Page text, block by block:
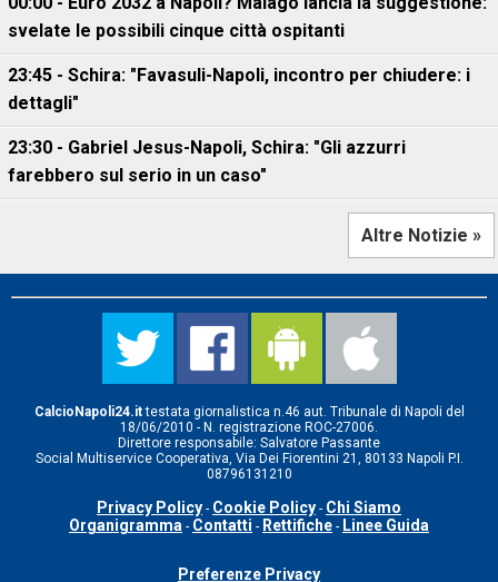
svelate le possibili cinque città ospitanti
23:45 - Schira: "Favasuli-Napoli, incontro per chiudere: i
dettagli"
23:30 - Gabriel Jesus-Napoli, Schira: "Gli azzurri
farebbero sul serio in un caso"
Altre Notizie »
CalcioNapoli24.ittestata giornalistica n.46 aut. Tribunale di Napoli del
18/06/2010 - N. registrazione ROC-27006.
Direttore responsabile: Salvatore Passante
Social Multiservice Cooperativa, Via Dei Fiorentini 21, 80133 Napoli P.I.
08796131210
Privacy Policy - Cookie Policy - Chi Siamo
Organigramma - Contatti - Rettifiche - Linee Guida
Preferenze Privacy